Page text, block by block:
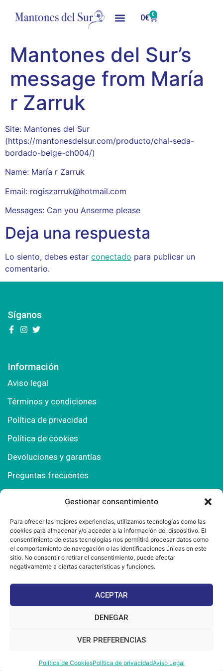
Gestionar consentimiento
Para ofrecer las mejores experiencias, utilizamos tecnologías como las
cookies para almacenar y/o acceder a la información del dispositivo. El
consentimiento de estas tecnologías nos permitirá procesar datos como
el comportamiento de navegación o las identificaciones únicas en este
sitio. No consentir o retirar el consentimiento, puede afectar
negativamente a ciertas características y funciones.
ACEPTAR
DENEGAR
VER PREFERENCIAS
Política de CookiesPolítica de privacidadAviso Legal
0€ 0
Mantones del Sur’s
message from María
r Zarruk
Site: Mantones del Sur
(https://mantonesdelsur.com/producto/chal-seda-
bordado-beige-ch004/)
Name: María r Zarruk
Email: rogiszarruk@hotmail.com
Messages: Can you Anserme please
Deja una respuesta
Lo siento, debes estar conectado para publicar un
comentario.
Síganos
Información
Aviso legal
Términos y condiciones
Política de privacidad
Política de cookies
Devoluciones y garantías
Preguntas frecuentes
Polígono Comercial Urbisur (Cita previa) 11130
Chiclana de la Fra. (Cádiz)
667 457 908
info@mantonesdelsur.com
mantonesdelsur@gmail.com